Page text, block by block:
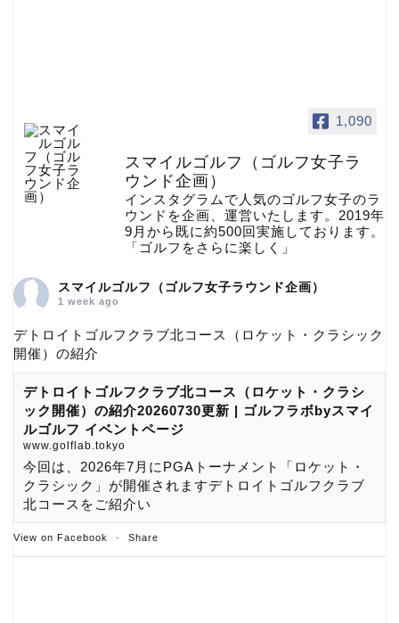
1,090
スマイルゴルフ（ゴルフ女子ラ
ウンド企画）
インスタグラムで人気のゴルフ女子のラ
ウンドを企画、運営いたします。2019年
9月から既に約500回実施しております。
「ゴルフをさらに楽しく」
スマイルゴルフ（ゴルフ女子ラウンド企画）
1 week ago
デトロイトゴルフクラブ北コース（ロケット・クラシック
開催）の紹介
デトロイトゴルフクラブ北コース（ロケット・クラシ
ック開催）の紹介20260730更新 | ゴルフラボbyスマイ
ルゴルフ イベントページ
www.golflab.tokyo
今回は、2026年7月にPGAトーナメント「ロケット・
クラシック」が開催されますデトロイトゴルフクラブ
北コースをご紹介い
View on Facebook · Share